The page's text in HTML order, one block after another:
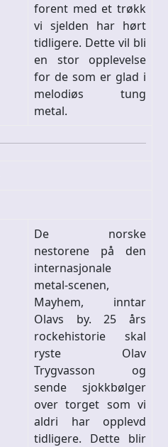
forent med et trøkk
vi sjelden har hørt
tidligere. Dette vil bli
en stor opplevelse
for de som er glad i
melodiøs tung
metal.
De norske
nestorene på den
internasjonale
metal-scenen,
Mayhem, inntar
Olavs by. 25 års
rockehistorie skal
ryste Olav
Trygvasson og
sende sjokkbølger
over torget som vi
aldri har opplevd
tidligere. Dette blir